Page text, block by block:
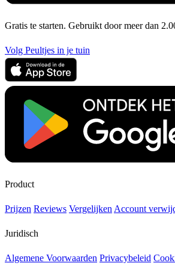
Gratis te starten. Gebruikt door meer dan
Volg Peultjes in je tuin
Product
Prijzen Reviews Vergelijken Account
Juridisch
Algemene Voorwaarden Privacybeleid